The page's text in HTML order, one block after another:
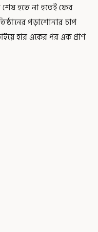
হতে না হতেই ফের
পড়াশোনার চাপ
হার একের পর এক প্রাণ